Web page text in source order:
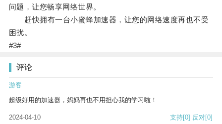
问题，让您畅享网络世界。
赶快拥有一台小蜜蜂加速器，让您的网络速度再也不受
困扰。
#3#
评论
游客
超级好用的加速器，妈妈再也不用担心我的学习啦！
2024-04-10 支持[0] 反对[0]